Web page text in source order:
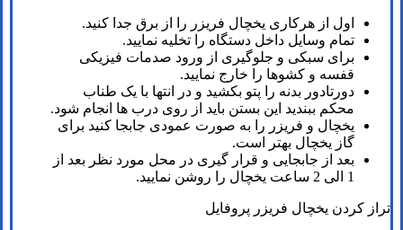
اول از هرکاری یخچال فریزر را از برق جدا کنید.
تمام وسایل داخل دستگاه را تخلیه نمایید.
برای سبکی و جلوگیری از ورود صدمات فیزیکی
قفسه و کشوها را خارج نمایید.
دورتادور بدنه را پتو بکشید و در انتها با یک طناب
محکم ببندید این بستن باید از روی درب ها انجام شود.
یخچال و فریزر را به صورت عمودی جابجا کنید برای
گاز یخچال بهتر است.
بعد از جابجایی و قرار گیری در محل مورد نظر بعد از
1 الی 2 ساعت یخچال را روشن نمایید.
تراز کردن یخچال فریزر پروفایل